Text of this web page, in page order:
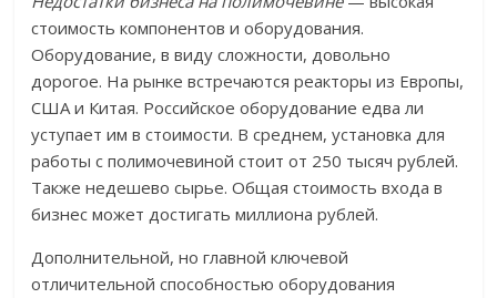
стоимость компонентов и оборудования.
Оборудование, в виду сложности, довольно
дорогое. На рынке встречаются реакторы из Европы,
США и Китая. Российское оборудование едва ли
уступает им в стоимости. В среднем, установка для
работы с полимочевиной стоит от 250 тысяч рублей.
Также недешево сырье. Общая стоимость входа в
бизнес может достигать миллиона рублей.
Дополнительной, но главной ключевой
отличительной способностью оборудования